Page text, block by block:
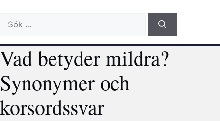
Sök
efter:
Vad betyder mildra?
Synonymer och
korsordssvar